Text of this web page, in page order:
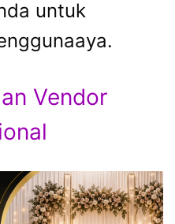
untuk
Vendor